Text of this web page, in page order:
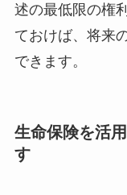
述の最低限の権
ておけば、将来
できます。
生命保険を活
す